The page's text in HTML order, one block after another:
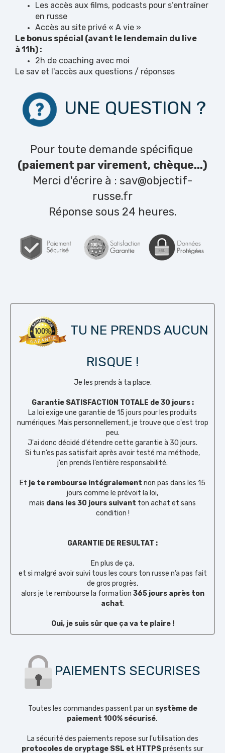
Les accès aux films, podcasts pour s’entraîner
en russe
Accès au site privé « A vie »
Le bonus spécial (avant le lendemain du live
à 11h) :
2h de coaching avec moi
Le sav et l'accès aux questions / réponses
UNE QUESTION ?
Pour toute demande spécifique
(paiement par virement, chèque...)
Merci d'écrire à : sav@objectif-
russe.fr
Réponse sous 24 heures.
TU NE PRENDS AUCUN
RISQUE !
Je les prends à ta place.
Garantie SATISFACTION TOTALE de 30 jours :
La loi exige une garantie de 15 jours pour les produits
numériques. Mais personnellement, je trouve que c'est trop
peu.
J'ai donc décidé d'étendre cette garantie à 30 jours.
Si tu n’es pas satisfait après avoir testé ma méthode,
j’en prends l’entière responsabilité.
Et je te rembourse intégralement non pas dans les 15
jours comme le prévoit la loi,
mais dans les 30 jours suivant ton achat et sans
condition !
GARANTIE DE RESULTAT :
En plus de ça,
et si malgré avoir suivi tous les cours ton russe n’a pas fait
de gros progrès,
alors je te rembourse la formation 365 jours après ton
achat.
Oui, je suis sûr que ça va te plaire !
PAIEMENTS SECURISES
Toutes les commandes passent par un système de
paiement 100% sécurisé.
La sécurité des paiements repose sur l'utilisation des
protocoles de cryptage SSL et HTTPSprésents sur